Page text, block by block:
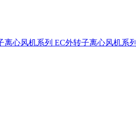
EC外转子离心风机系列